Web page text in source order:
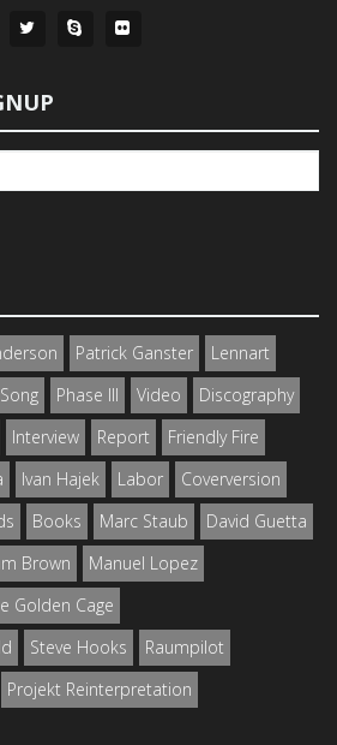
Patrick Ganster
Lennart
Song Phase III Video
Discography
Interview Report
Friendly Fire
Ivan Hajek Labor
Coverversion
Books Marc Staub
David Guetta
Brown
Manuel Lopez
Golden Cage
Steve Hooks
Raumpilot
Projekt Reinterpretation